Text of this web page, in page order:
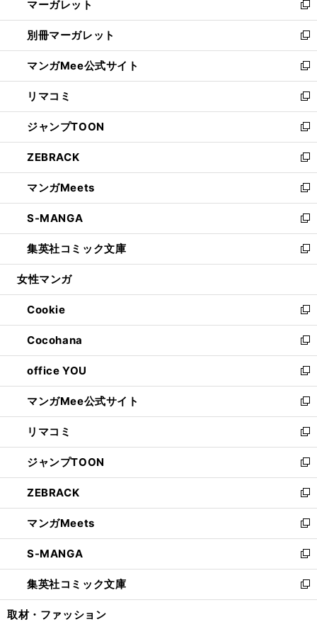
く
で
開
く
ド
ウ
で
開
く
い
ウ
ィ
ン
ド
ウ
で
開
く
マーガレット
新
し
い
ウ
ィ
ン
ド
ウ
で
開
く
別冊マーガレット
新
し
い
ウ
ィ
ン
ド
ウ
で
開
く
マンガMee公式サイト
新
し
い
ウ
ィ
ン
ド
ウ
で
開
く
リマコミ
新
し
い
ウ
ィ
ン
ド
ウ
で
開
く
ジャンプTOON
新
し
い
ウ
ィ
ン
ド
ウ
で
開
ZEBRACK
新
し
い
ウ
ィ
ン
ド
ウ
開
く
マンガMeets
新
し
い
ウ
ィ
ン
ウ
で
開
く
S-MANGA
新
し
い
ウ
ン
ド
ウ
で
開
く
集英社コミック文庫
新
し
ウ
ィ
ン
ド
ウ
で
開
く
女性マンガ
Cookie
新
し
い
ウ
ィ
ン
ド
ウ
で
開
く
Cocohana
新
し
い
ウ
ィ
ン
ド
ウ
で
開
く
office YOU
新
し
い
ウ
ィ
ン
ド
ウ
で
開
く
マンガMee公式サイト
新
し
い
ウ
ィ
ン
ド
ウ
で
開
く
リマコミ
新
し
い
ウ
ィ
ン
ド
ウ
で
開
く
ジャンプTOON
新
し
い
ウ
ィ
ン
ド
ウ
で
開
ZEBRACK
新
し
い
ウ
ィ
ン
ド
ウ
マンガMeets
新
し
い
ウ
ィ
ン
S-MANGA
新
し
い
ウ
集英社コミック文庫
新
し
取材・ファッション